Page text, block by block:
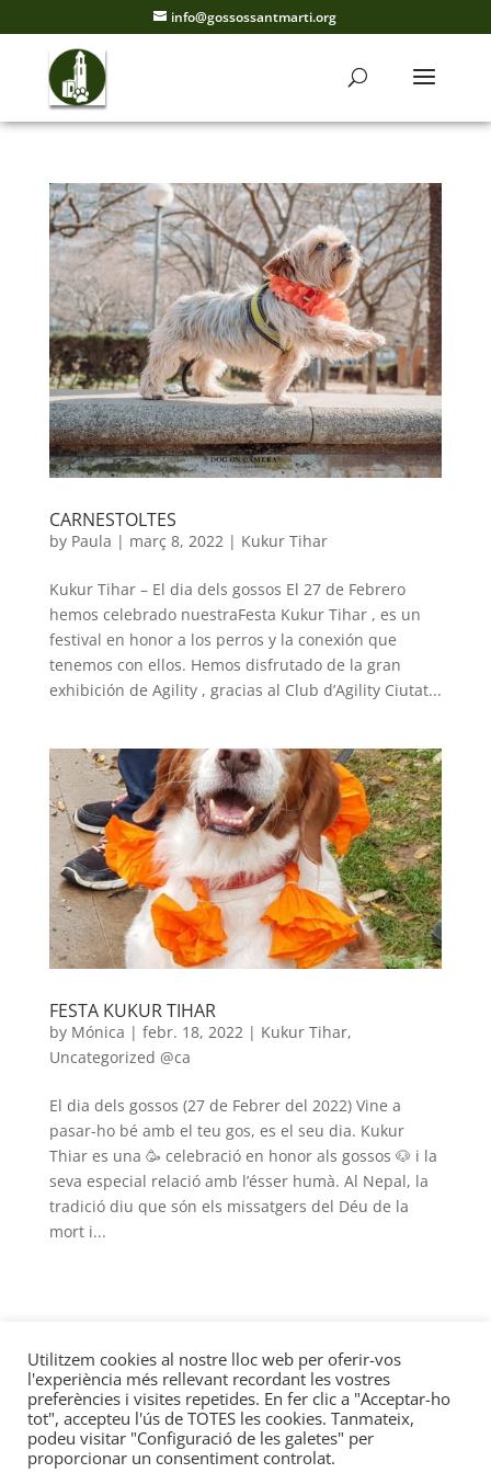
info@gossossantmarti.org
CARNESTOLTES
by Paula | març 8, 2022 | Kukur Tihar
Kukur Tihar – El dia dels gossos El 27 de Febrero
hemos celebrado nuestraFesta Kukur Tihar , es un
festival en honor a los perros y la conexión que
tenemos con ellos. Hemos disfrutado de la gran
exhibición de Agility , gracias al Club d’Agility Ciutat...
FESTA KUKUR TIHAR
by Mónica | febr. 18, 2022| Kukur Tihar,
Uncategorized @ca
El dia dels gossos (27 de Febrer del 2022) Vine a
pasar-ho bé amb el teu gos, es el seu dia. Kukur
Thiar es una 🥳 celebració en honor als gossos 🐶 i la
seva especial relació amb l’ésser humà. Al Nepal, la
tradició diu que són els missatgers del Déu de la
mort i...
Utilitzem cookies al nostre lloc web per oferir-vos
l'experiència més rellevant recordant les vostres
preferències i visites repetides. En fer clic a "Acceptar-ho
tot", accepteu l'ús de TOTES les cookies. Tanmateix,
podeu visitar "Configuració de les galetes" per
proporcionar un consentiment controlat.